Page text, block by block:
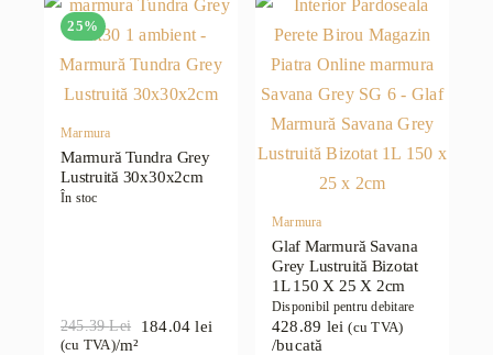
25%
Marmura
Marmură Tundra Grey
Lustruită 30x30x2cm
În stoc
245.39Lei
Prețul
184.04lei
Prețul
(cu TVA)/m²
Marmura
Glaf Marmură Savana
Grey Lustruită Bizotat
1L 150 X 25 X 2cm
Disponibil pentru debitare
428.89 lei (cu TVA)
/bucată